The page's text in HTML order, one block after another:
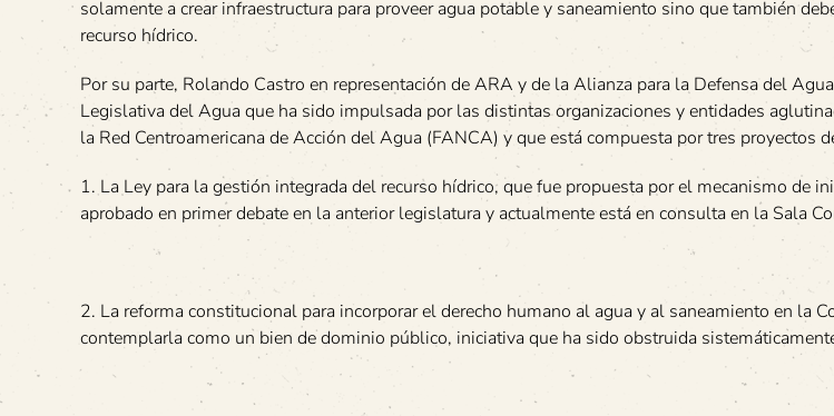
solamente a crear infraestructura para proveer agua potable y saneamiento sino que también
recurso hídrico.
Por su parte, Rolando Castro en representación de ARA y de la Alianza para la Defensa del
Legislativa del Agua que ha sido impulsada por las distintas organizaciones y entidades
la Red Centroamericana de Acción del Agua (FANCA) y que está compuesta por tres proyectos
1. La Ley para la gestión integrada del recurso hídrico, que fue propuesta por el mecanismo de
aprobado en primer debate en la anterior legislatura y actualmente está en consulta en la Sala
2. La reforma constitucional para incorporar el derecho humano al agua y al saneamiento en la
contemplarla como un bien de dominio público, iniciativa que ha sido obstruida